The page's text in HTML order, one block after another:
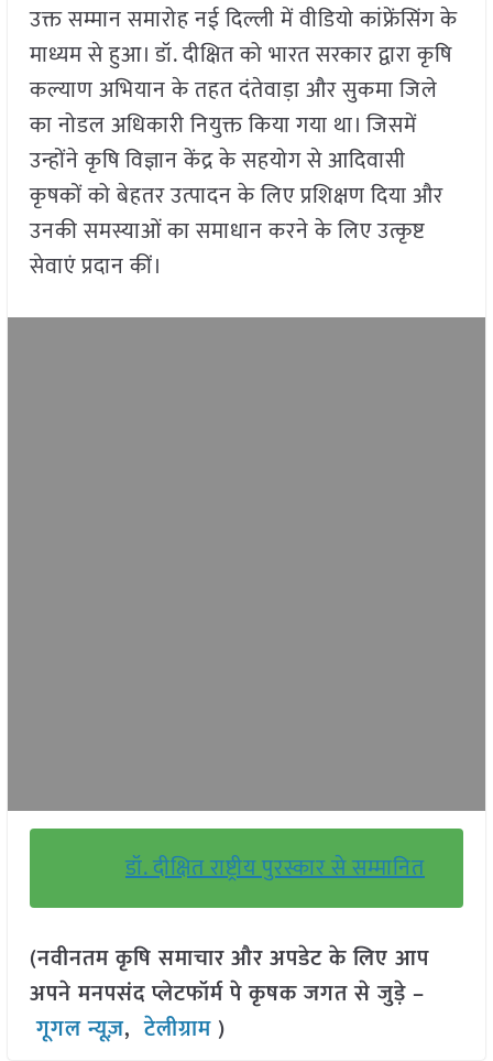
उक्त सम्मान समारोह नई दिल्ली में वीडियो कांफ्रेंसिंग के
माध्यम से हुआ। डॉ. दीक्षित को भारत सरकार द्वारा कृषि
कल्याण अभियान के तहत दंतेवाड़ा और सुकमा जिले
का नोडल अधिकारी नियुक्त किया गया था। जिसमें
उन्होंने कृषि विज्ञान केंद्र के सहयोग से आदिवासी
कृषकों को बेहतर उत्पादन के लिए प्रशिक्षण दिया और
उनकी समस्याओं का समाधान करने के लिए उत्कृष्ट
सेवाएं प्रदान कीं।
डॉ. दीक्षित राष्ट्रीय पुरस्कार से सम्मानित
(नवीनतम कृषि समाचार और अपडेट के लिए आप
अपने मनपसंद प्लेटफॉर्म पे कृषक जगत से जुड़े –
गूगल न्यूज़,टेलीग्राम )